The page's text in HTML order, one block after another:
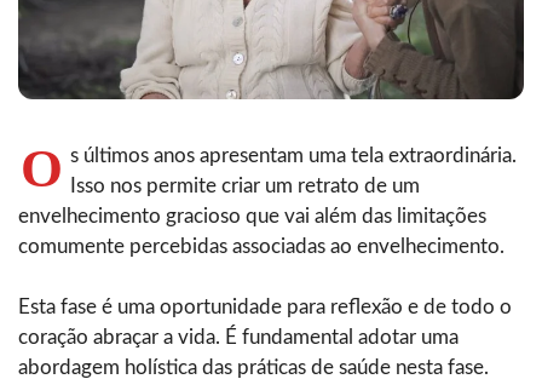
O s últimos anos apresentam uma tela extraordinária.
Isso nos permite criar um retrato de um
envelhecimento gracioso que vai além das limitações
comumente percebidas associadas ao envelhecimento.
Esta fase é uma oportunidade para reflexão e de todo o
coração abraçar a vida. É fundamental adotar uma
abordagem holística das práticas de saúde nesta fase.